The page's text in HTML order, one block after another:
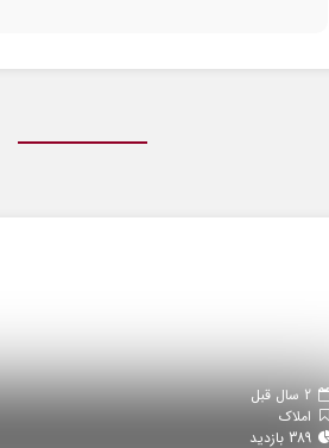
املاک